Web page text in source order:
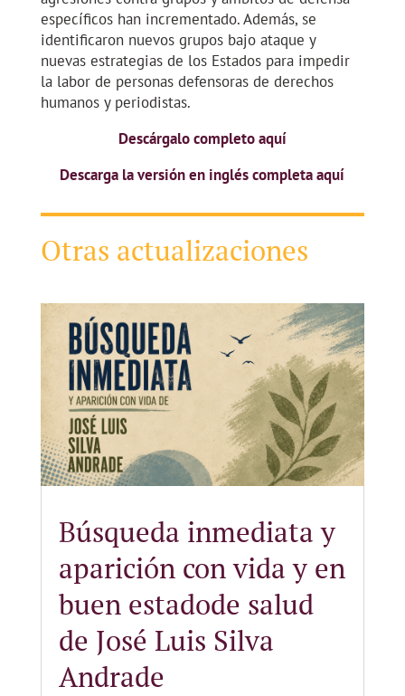
específicos han incrementado. Además, se
identificaron nuevos grupos bajo ataque y
nuevas estrategias de los Estados para impedir
la labor de personas defensoras de derechos
humanos y periodistas.
Descárgalo completo aquí
Descarga la versión en inglés completa aquí
Otras actualizaciones
Búsqueda inmediata y
aparición con vida y en
buen estadode salud
de José Luis Silva
Andrade